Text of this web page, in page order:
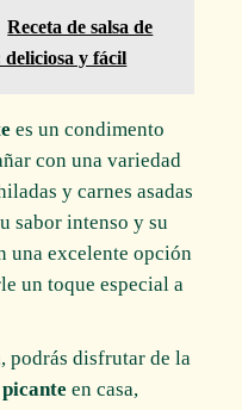
Receta de salsa de
y fácil
es un condimento
con una variedad
y carnes asadas
sabor intenso y su
una excelente opción
un toque especial a
podrás disfrutar de la
en casa,